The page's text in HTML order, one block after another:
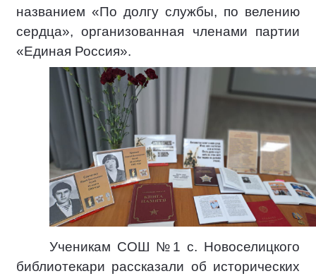
названием «По долгу службы, по велению
сердца», организованная членами партии
«Единая Россия».
Ученикам СОШ №1 с. Новоселицкого
библиотекари рассказали об исторических